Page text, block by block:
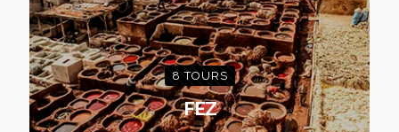
8 TOURS
FEZ